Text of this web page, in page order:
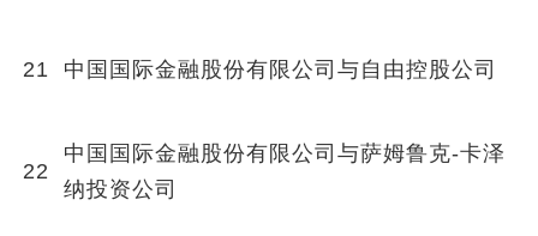
21 中国国际金融股份有限公司与自由控股公司
22
中国国际金融股份有限公司与萨姆鲁克-卡泽
纳投资公司